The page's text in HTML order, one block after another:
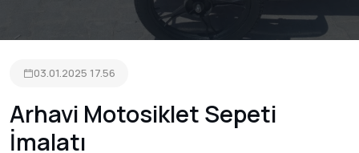
03.01.2025 17.56
Arhavi Motosiklet Sepeti
İmalatı